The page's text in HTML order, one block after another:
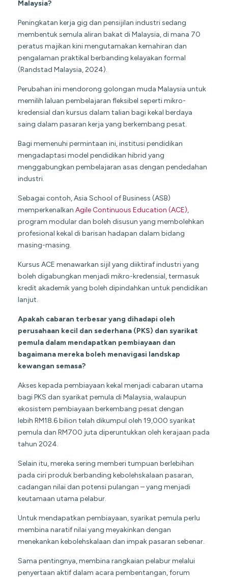
Malaysia?
Peningkatan kerja gig dan pensijilan industri sedang
membentuk semula aliran bakat di Malaysia, di mana 70
peratus majikan kini mengutamakan kemahiran dan
pengalaman praktikal berbanding kelayakan formal
(Randstad Malaysia, 2024).
Perubahan ini mendorong golongan muda Malaysia untuk
memilih laluan pembelajaran fleksibel seperti mikro-
kredensial dan kursus dalam talian bagi kekal berdaya
saing dalam pasaran kerja yang berkembang pesat.
Bagi memenuhi permintaan ini, institusi pendidikan
mengadaptasi model pendidikan hibrid yang
menggabungkan pembelajaran asas dengan pendedahan
industri.
Sebagai contoh, Asia School of Business (ASB)
memperkenalkan Agile Continuous Education (ACE),
program modular dan boleh disusun yang membolehkan
profesional kekal di barisan hadapan dalam bidang
masing-masing.
Kursus ACE menawarkan sijil yang diiktiraf industri yang
boleh digabungkan menjadi mikro-kredensial, termasuk
kredit akademik yang boleh dipindahkan untuk pendidikan
lanjut.
Apakah cabaran terbesar yang dihadapi oleh
perusahaan kecil dan sederhana (PKS) dan syarikat
pemula dalam mendapatkan pembiayaan dan
bagaimana mereka boleh menavigasi landskap
kewangan semasa?
Akses kepada pembiayaan kekal menjadi cabaran utama
bagi PKS dan syarikat pemula di Malaysia, walaupun
ekosistem pembiayaan berkembang pesat dengan
lebih RM18.6 bilion telah dikumpul oleh 19,000 syarikat
pemula dan RM700 juta diperuntukkan oleh kerajaan pada
tahun 2024.
Selain itu, mereka sering memberi tumpuan berlebihan
pada ciri produk berbanding kebolehskalaan pasaran,
cadangan nilai dan potensi pulangan – yang menjadi
keutamaan utama pelabur.
Untuk mendapatkan pembiayaan, syarikat pemula perlu
membina naratif nilai yang meyakinkan dengan
menekankan kebolehskalaan dan impak pasaran sebenar.
Sama pentingnya, membina rangkaian pelabur melalui
penyertaan aktif dalam acara pembentangan, forum